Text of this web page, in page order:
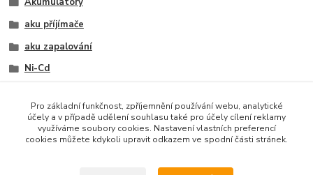
aku příjímače
aku zapalování
Ni-Cd
Sady
Zapalování
Pro základní funkčnost, zpříjemnění používání webu, analytické
účely a v případě udělení souhlasu také pro účely cílení reklamy
využíváme soubory cookies. Nastavení vlastních preferencí
cookies můžete kdykoli upravit odkazem ve spodní části stránek.